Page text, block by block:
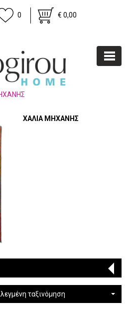
0 € 0,00
ΧΑΛΙΑ ΜΗΧΑΝΗΣ
ταξινόμηση